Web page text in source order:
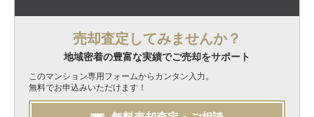
売却査定してみませんか？
地域密着の豊富な実績でご売却をサポート
このマンション専用フォームからカンタン入力。
無料でお申込みいただけます！